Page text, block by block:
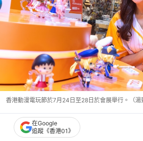
香港動漫電玩節於7月24日至28日於會展舉行。（湯
在Google
追蹤《香港01》